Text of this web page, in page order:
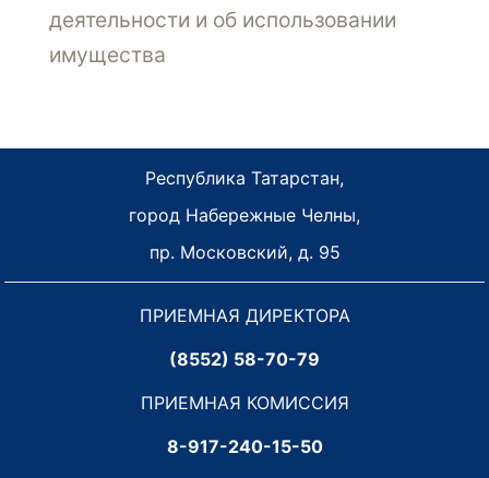
деятельности и об использовании
имущества
Республика Татарстан,
город Набережные Челны,
пр. Московский, д. 95
ПРИЕМНАЯ ДИРЕКТОРА
(8552) 58-70-79
ПРИЕМНАЯ КОМИССИЯ
8-917-240-15-50